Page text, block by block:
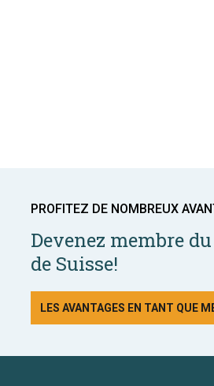
PROFITEZ DE NOMBREUX
Devenez membre
de Suisse!
LES AVANTAGES EN TANT QUE